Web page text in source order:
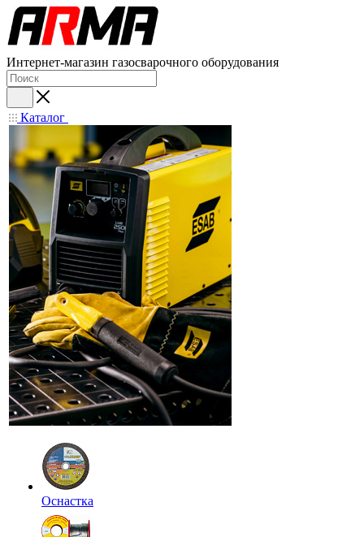
Интернет-магазин газосварочного оборудования
Каталог
Оснастка